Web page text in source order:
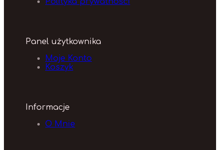
Panel użytkownika
Moje Konto
Koszyk
Informacje
O Mnie